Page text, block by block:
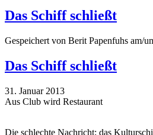
Das Schiff schließt
Gespeichert von Berit Papenfuhs am/
Das Schiff schließt
31. Januar 2013
Aus Club wird Restaurant
Die schlechte Nachricht: das